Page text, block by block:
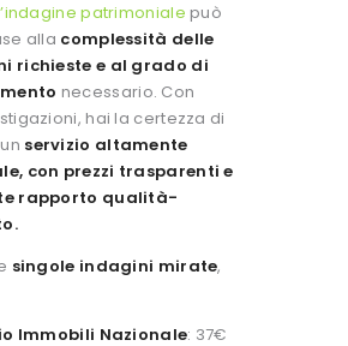
patrimoniale può
alla complessità delle
richieste e al grado di
necessario. Con
hai la certezza di
servizio altamente
con prezzi trasparenti e
rapporto qualità-
singole indagini mirate,
Immobili Nazionale: 37€